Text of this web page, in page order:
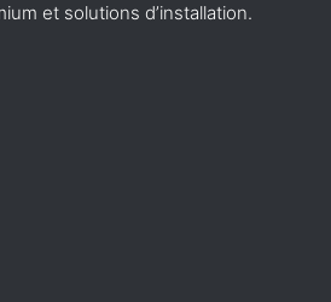
et solutions d’installation.